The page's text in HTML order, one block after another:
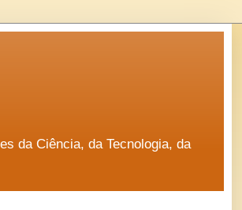
da Ciência, da Tecnologia, da